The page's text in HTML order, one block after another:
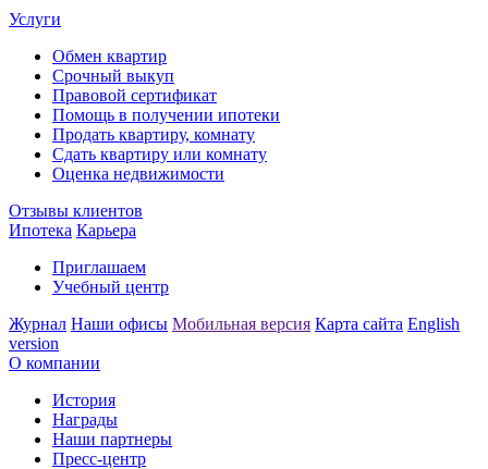
Услуги
Обмен квартир
Срочный выкуп
Правовой сертификат
Помощь в получении ипотеки
Продать квартиру, комнату
Сдать квартиру или комнату
Оценка недвижимости
Отзывы клиентов
Ипотека Карьера
Приглашаем
Учебный центр
Журнал Наши офисы Мобильная версия Карта сайта English
version
О компании
История
Награды
Наши партнеры
Пресс-центр